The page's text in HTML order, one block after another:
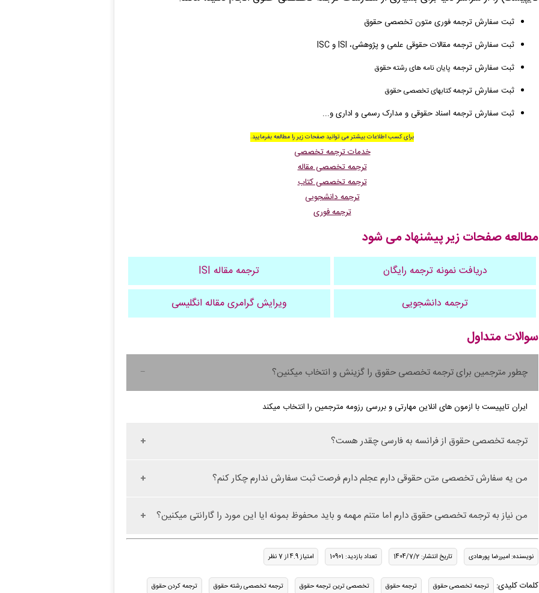
ثبت سفارش ترجمه فوری متون تخصصی حقوق
ثبت سفارش ترجمه مقالات حقوقی علمی و پژوهشی، ISI و ISC
ثبت سفارش ترجمه پایان نامه های رشته حقوق
ثبت سفارش ترجمهکتابهای تخصصی حقوق
ثبت سفارش ترجمه اسناد حقوقی و مدارک رسمی و اداری و...
برای کسب اطلاعات بیشتر می توانید صفحات زیر را مطالعه بفرمایید.
خدمات ترجمه تخصصی
ترجمه تخصصی مقاله
ترجمه تخصصی کتاب
ترجمه دانشجویی
ترجمه فوری
مطالعه صفحات زیر پیشنهاد می شود
دریافت نمونه ترجمه رایگان
ترجمه مقاله ISI
ترجمه دانشجویی
ویرایش گرامری مقاله انگلیسی
سوالات متداول
چطور مترجمین برای ترجمه تخصصی حقوق را گزینش و انتخاب میکنین؟
ایران تایپیست با ازمون های انلاین مهارتی و بررسی رزومه مترجمین را انتخاب میکند
ترجمه تخصصی حقوق از فرانسه به فارسی چقدر هست؟
من یه سفارش تخصصی متن حقوقی دارم عجلم دارم فرصت ثبت سفارش ندارم چکار کنم؟
من نیاز به ترجمه تخصصی حقوق دارم اما متنم مهمه و باید محفوظ بمونه ایا این مورد را گارانتی میکنین؟
نویسنده: امیررضا پورهادی تاریخ انتشار: 1404/7/2 تعداد بازدید: 10901 امتیاز 4.9 از 7 نظر
کلمات کلیدی: ترجمه تخصصی حقوق ترجمه حقوق تخصصی ترین ترجمه حقوق ترجمه تخصصی رشته حقوق ترجمه کردن حقوق